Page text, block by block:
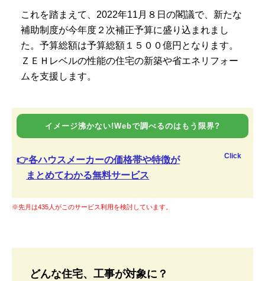
これを踏まえて、2022年11月８日の閣議で、新たな
補助制度が今年度２次補正予算に盛り込まれまし
た。予算総額は予算総額１５００億円となります。
ＺＥＨレベルの性能の住宅の新築や省エネリフォー
ムを支援します。
イメージ沸かない!Webで調べるのはもう限界?
👉各ハウスメーカーの価格帯や特徴が
まとめてわかる無料サービス
Click
※先月は435人がこのサービス利用を検討しています。
どんな住宅、工事が対象に？